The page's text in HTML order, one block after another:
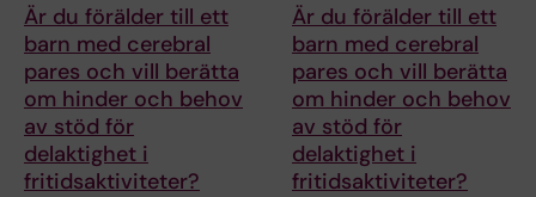
Är du förälder till ett
barn med cerebral
pares och vill berätta
om hinder och behov
av stöd för
delaktighet i
fritidsaktiviteter?
Är du förälder till ett
barn med cerebral
pares och vill berätta
om hinder och behov
av stöd för
delaktighet i
fritidsaktiviteter?